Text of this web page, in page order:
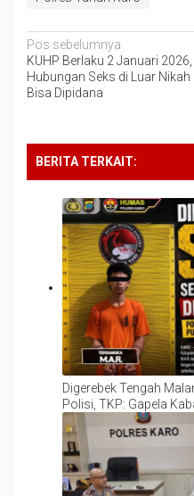
Navigasi
pos
Pos sebelumnya
KUHP Berlaku 2 Januari 2026,
Hubungan Seks di Luar Nikah
Bisa Dipidana
BERITA TERKAIT:
Digerebek Tengah
Polisi, TKP: Gapela